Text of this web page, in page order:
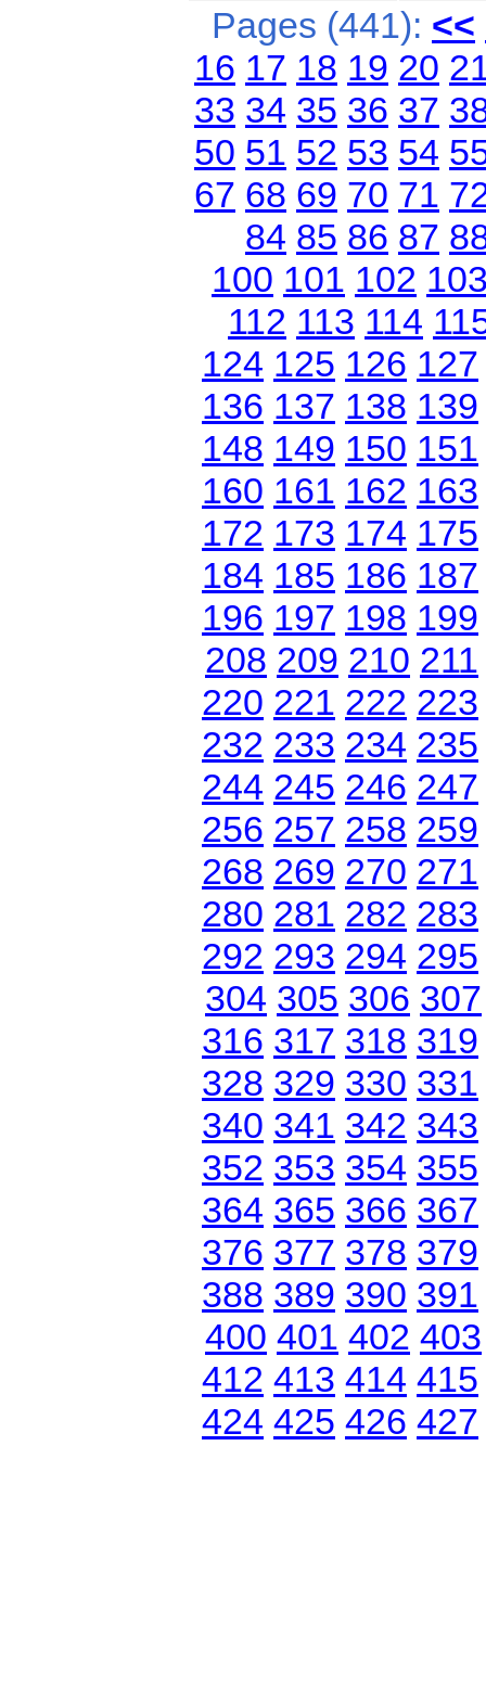
Pages (441): <<
16 17 18 19 20
33 34 35 36 37
50 51 52 53 54
67 68 69 70 71
84 85 86 87
100 101 102
112 113 114
124 125 126 127
136 137 138 139
148 149 150 151
160 161 162 163
172 173 174 175
184 185 186 187
196 197 198 199
208 209 210 211
220 221 222 223
232 233 234 235
244 245 246 247
256 257 258 259
268 269 270 271
280 281 282 283
292 293 294 295
304 305 306 307
316 317 318 319
328 329 330 331
340 341 342 343
352 353 354 355
364 365 366 367
376 377 378 379
388 389 390 391
400 401 402 403
412 413 414 415
424 425 426 427